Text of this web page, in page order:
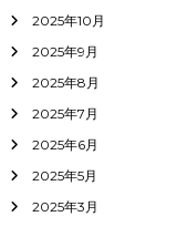
2025年10月
2025年9月
2025年8月
2025年7月
2025年6月
2025年5月
2025年3月